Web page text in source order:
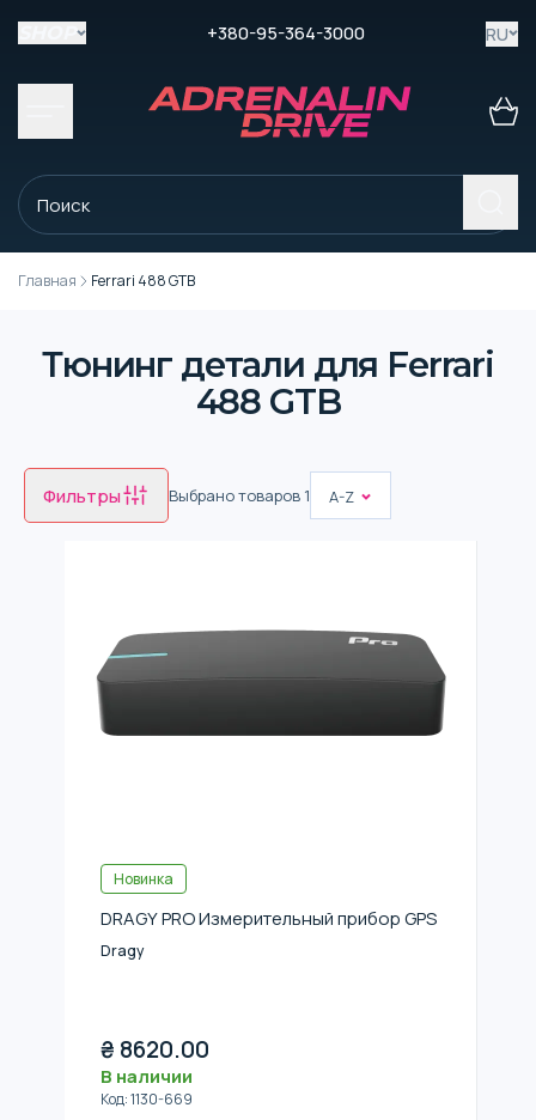
+380-95-364-3000 RU
Главная Ferrari 488 GTB
Тюнинг детали для Ferrari
488 GTB
Фильтры Выбрано товаров 1 A-Z
Новинка
DRAGY PRO Измерительный прибор GPS
Dragy
₴ 8620.00
В наличии
Код:1130-669